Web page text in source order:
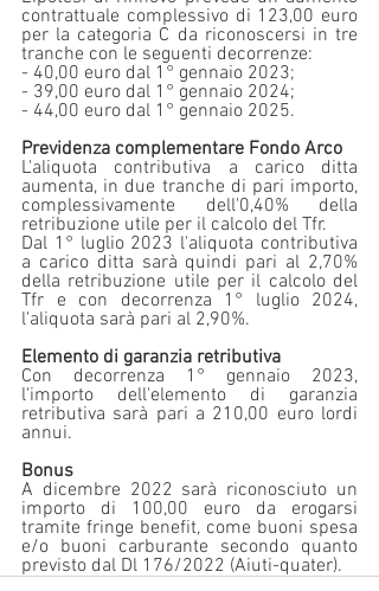
contrattuale complessivo di 123,00 euro
per la categoria C da riconoscersi in tre
tranche con le seguenti decorrenze:
- 40,00 euro dal 1° gennaio 2023;
- 39,00 euro dal 1° gennaio 2024;
- 44,00 euro dal 1° gennaio 2025.
Previdenza complementare Fondo Arco
L'aliquota contributiva a carico ditta
aumenta, in due tranche di pari importo,
complessivamente dell'0,40% della
retribuzione utile per il calcolo del Tfr.
Dal 1° luglio 2023 l'aliquota contributiva
a carico ditta sarà quindi pari al 2,70%
della retribuzione utile per il calcolo del
Tfr e con decorrenza 1° luglio 2024,
l'aliquota sarà pari al 2,90%.
Elemento di garanzia retributiva
Con decorrenza 1° gennaio 2023,
l'importo dell'elemento di garanzia
retributiva sarà pari a 210,00 euro lordi
annui.
Bonus
A dicembre 2022 sarà riconosciuto un
importo di 100,00 euro da erogarsi
tramite fringe benefit, come buoni spesa
e/o buoni carburante secondo quanto
previsto dal Dl 176/2022 (Aiuti-quater).